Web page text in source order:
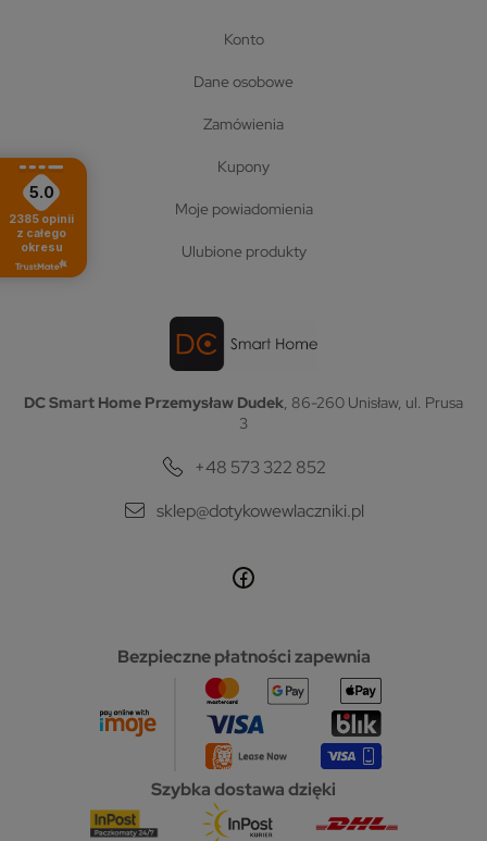
5.0
2385 opinii
z całego
okresu
konto
dane osobowe
zamówienia
kupony
moje powiadomienia
ulubione produkty
DC Smart Home Przemysław Dudek, 86-260 Unisław, ul. Prusa
3
+48 573 322 852
sklep@dotykowewlaczniki.pl
Bezpieczne płatności zapewnia
Szybka dostawa dzięki